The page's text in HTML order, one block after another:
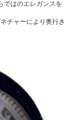
ではのエレガンスを
チャーにより奥行き